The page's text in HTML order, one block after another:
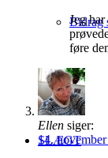
Bidrag
SLÆGT
Jeg
føre
Ellen siger:
14.